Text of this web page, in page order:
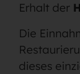
Erhalt der
Die
dieses